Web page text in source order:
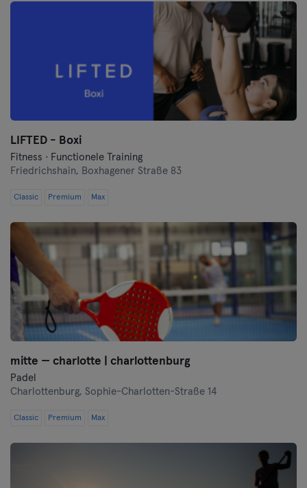
LIFTED - Boxi
Fitness · Functionele Training
Friedrichshain, Boxhagener Straße 83
Classic Premium Max
mitte — charlotte | charlottenburg
Padel
Charlottenburg, Sophie-Charlotten-Straße 14
Classic Premium Max